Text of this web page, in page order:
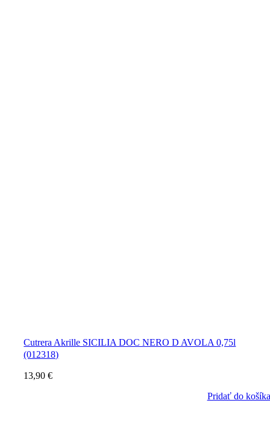
Cutrera Akrille SICILIA DOC NERO D AVOLA 0,75l
(012318)
13,90€
Pridať do košíka